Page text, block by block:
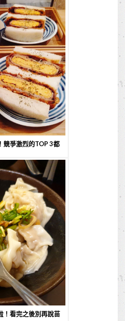
競爭激烈的TOP 3都
！看完之後別再說苗